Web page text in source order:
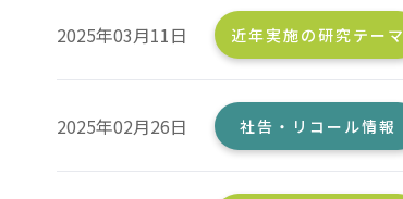
2025年03月11日 近年実施の研究テーマ
2025年02月26日 社告・リコール情報